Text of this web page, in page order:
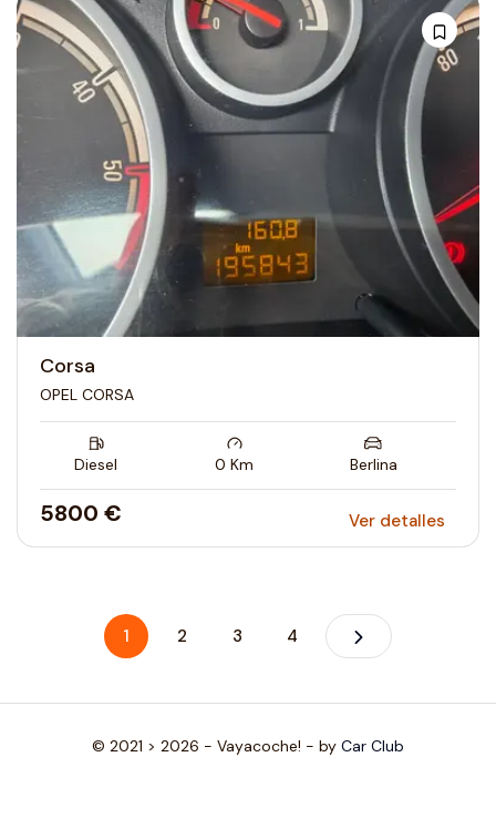
Corsa
OPEL CORSA
Diesel 0 Km Berlina
5800 € Ver detalles
1 2 3 4
© 2021 > 2026 - Vayacoche! - by Car Club